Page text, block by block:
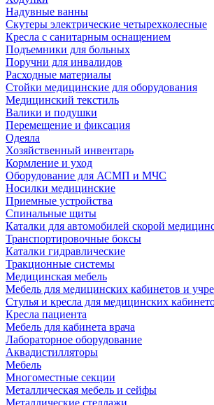
Надувные ванны
Скутеры электрические четырехколесные
Кресла с санитарным оснащением
Подъемники для больных
Поручни для инвалидов
Расходные материалы
Стойки медицинские для оборудования
Медицинский текстиль
Валики и подушки
Перемещение и фиксация
Одеяла
Хозяйственный инвентарь
Кормление и уход
Оборудование для АСМП и МЧС
Носилки медицинские
Приемные устройства
Спинальные щиты
Каталки для автомобилей скорой
Транспортировочные боксы
Каталки гидравлические
Тракционные системы
Медицинская мебель
Мебель для медицинских кабинетов и
Стулья и кресла для медицинских
Кресла пациента
Мебель для кабинета врача
Лабораторное оборудование
Аквадистилляторы
Мебель
Многоместные секции
Металлическая мебель и сейфы
Металлические стеллажи